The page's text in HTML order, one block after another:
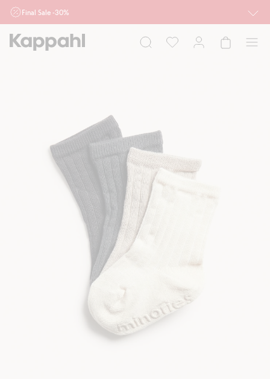
Final Sale -30%
działu outlet do 10.8 w sklepach Kappahl i Newbie oraz na kappahl.com. Ofert
nie łączymy